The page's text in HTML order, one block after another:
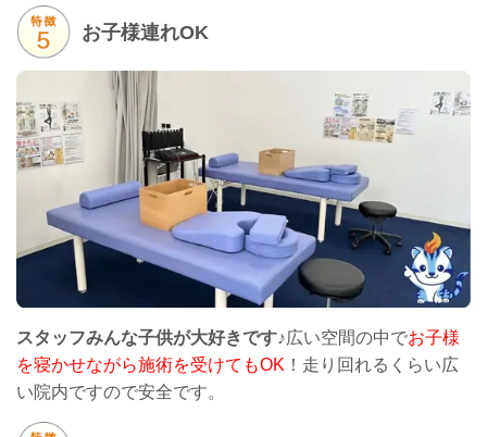
お子様連れOK
スタッフみんな子供が大好きです♪広い空間の中でお子様
を寝かせながら施術を受けてもOK ！走り回れるくらい広
い院内ですので安全です。